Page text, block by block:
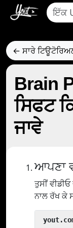
← ਸਾਰੇ
Brain
ਸਿਫਟ
ਜਾਵੇ
ਆਪਣਾ
ਤੁਸੀਂ
ਨਾਲ ਰੱਖ ਕੇ